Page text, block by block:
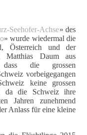
Seehofer-Achse» des
» wurde wiedermal die
Österreich und der
Matthias Daum aus
die grossen
vorbeigegangen
keine grossen
da die Schweiz ihre
Jahren zunehmend
Anlass für eine kleine